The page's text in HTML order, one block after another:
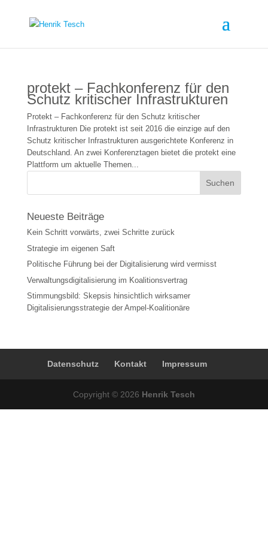
protekt – Fachkonferenz für den
Schutz kritischer Infrastrukturen
Protekt – Fachkonferenz für den Schutz kritischer
Infrastrukturen Die protekt ist seit 2016 die einzige auf den
Schutz kritischer Infrastrukturen ausgerichtete Konferenz in
Deutschland. An zwei Konferenztagen bietet die protekt eine
Plattform um aktuelle Themen...
Neueste Beiträge
Kein Schritt vorwärts, zwei Schritte zurück
Strategie im eigenen Saft
Politische Führung bei der Digitalisierung wird vermisst
Verwaltungsdigitalisierung im Koalitionsvertrag
Stimmungsbild: Skepsis hinsichtlich wirksamer
Digitalisierungsstrategie der Ampel-Koalitionäre
Datenschutz Kontakt Impressum
Copyright © 2026 Henrik Tesch